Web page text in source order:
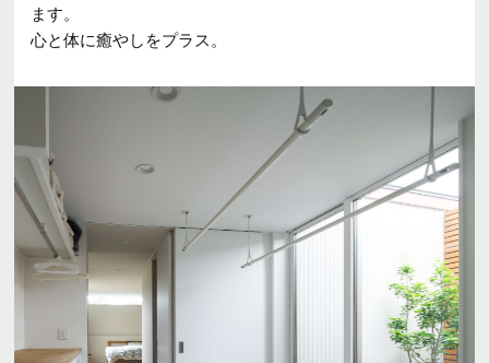
ます。
心と体に癒やしをプラス。